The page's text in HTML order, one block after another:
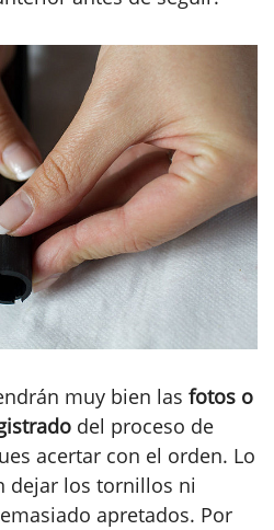
muy bien las fotos o
del proceso de
acertar con el orden. Lo
dejar los tornillos ni
apretados. Por